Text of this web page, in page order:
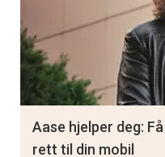
Aase hjelper deg:
rett til din mobil